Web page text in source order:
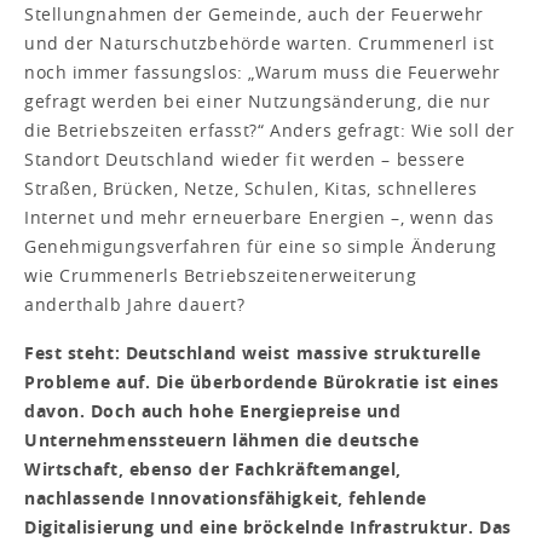
Stellungnahmen der Gemeinde, auch der Feuerwehr
und der Naturschutzbehörde warten. Crummenerl ist
noch immer fassungslos: „Warum muss die Feuerwehr
gefragt werden bei einer Nutzungsänderung, die nur
die Betriebszeiten erfasst?“ Anders gefragt: Wie soll der
Standort Deutschland wieder fit werden – bessere
Straßen, Brücken, Netze, Schulen, Kitas, schnelleres
Internet und mehr erneuerbare Energien –, wenn das
Genehmigungsverfahren für eine so simple Änderung
wie Crummenerls Betriebszeitenerweiterung
anderthalb Jahre dauert?
Fest steht: Deutschland weist massive strukturelle
Probleme auf. Die überbordende Bürokratie ist eines
davon. Doch auch hohe Energiepreise und
Unternehmenssteuern lähmen die deutsche
Wirtschaft, ebenso der Fachkräftemangel,
nachlassende Innovationsfähigkeit, fehlende
Digitalisierung und eine bröckelnde Infrastruktur. Das